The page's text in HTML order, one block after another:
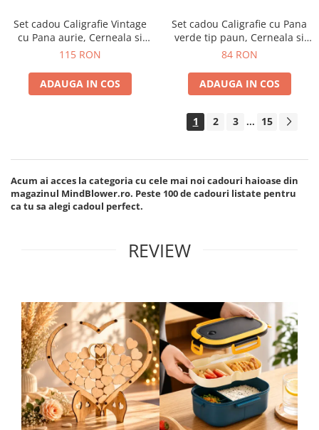
Set cadou Caligrafie Vintage
cu Pana aurie, Cerneala si
Stampila, 5 piese
115 RON
ADAUGA IN COS
Set cadou Caligrafie cu Pana
verde tip paun, Cerneala si
Cutie Vintage, 3 piese
84 RON
ADAUGA IN COS
1 2 3 ... 15
Acum ai acces la categoria cu cele mai noi cadouri haioase din
magazinul MindBlower.ro. Peste 100 de cadouri listate pentru
ca tu sa alegi cadoul perfect.
REVIEW